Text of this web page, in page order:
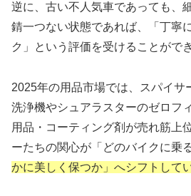
逆に、古い不人気車であっても、
錆一つない状態であれば、「丁寧
ク」という評価を受けることがで
2025年の用品市場では、スパイサ
洗浄機やシュアラスターのゼロフ
用品・コーティング剤が売れ筋上
ーたちの関心が「どのバイクに乗
かに美しく保つか」へシフトして